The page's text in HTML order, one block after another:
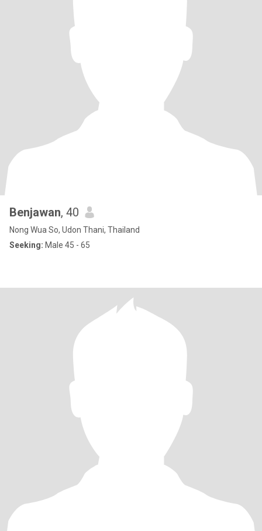
Benjawan, 40
Nong Wua So, Udon Thani, Thailand
Seeking: Male 45 - 65